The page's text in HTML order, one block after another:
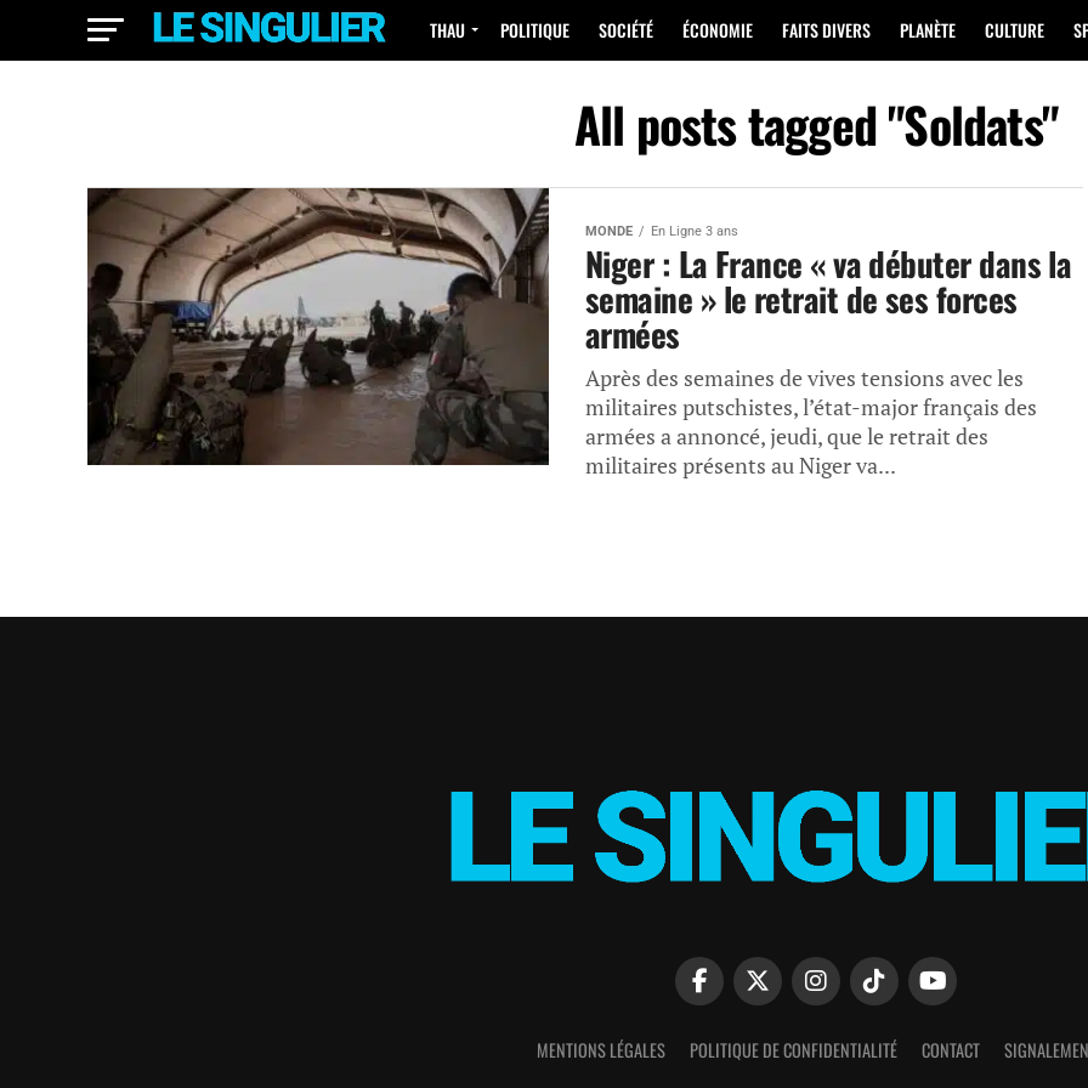
THAU POLITIQUE SOCIÉTÉ ÉCONOMIE FAITS DIVERS PLANÈTE CULTURE
All posts tagged "Soldats"
MONDE En Ligne 3 ans
Niger : La France « va débuter dans la
semaine » le retrait de ses forces
armées
Après des semaines de vives tensions avec les
militaires putschistes, l’état-major français des
armées a annoncé, jeudi, que le retrait des
militaires présents au Niger va...
MENTIONS LÉGALES POLITIQUE DE CONFIDENTIALITÉ CONTACT